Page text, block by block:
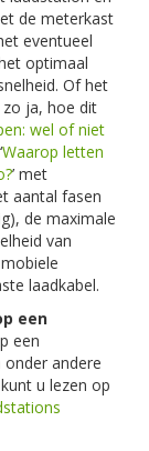
de meterkast
eventueel
optimaal
Of het
zo ja, hoe dit
wel of niet
Waarop letten
’ met
aantal fasen
de maximale
van
laadkabel.
een
een
andere
u lezen op